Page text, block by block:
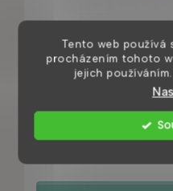
Tento web používá
procházením tohoto
jejich
Art Line skleněná
mosazným držákem,
8 dní